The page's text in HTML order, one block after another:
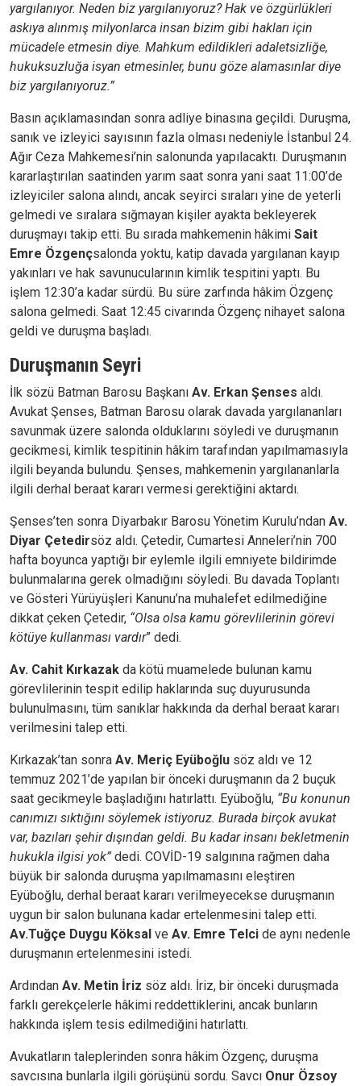
yargılanıyor. Neden biz yargılanıyoruz? Hak ve özgürlükleri
askıya alınmış milyonlarca insan bizim gibi hakları için
mücadele etmesin diye. Mahkum edildikleri adaletsizliğe,
hukuksuzluğa isyan etmesinler, bunu göze alamasınlar diye
biz yargılanıyoruz.”
Basın açıklamasından sonra adliye binasına geçildi. Duruşma,
sanık ve izleyici sayısının fazla olması nedeniyle İstanbul 24.
Ağır Ceza Mahkemesi’nin salonunda yapılacaktı. Duruşmanın
kararlaştırılan saatinden yarım saat sonra yani saat 11:00’de
izleyiciler salona alındı, ancak seyirci sıraları yine de yeterli
gelmedi ve sıralara sığmayan kişiler ayakta bekleyerek
duruşmayı takip etti. Bu sırada mahkemenin hâkimi Sait
Emre Özgençsalonda yoktu, katip davada yargılanan kayıp
yakınları ve hak savunucularının kimlik tespitini yaptı. Bu
işlem 12:30’a kadar sürdü. Bu süre zarfında hâkim Özgenç
salona gelmedi. Saat 12:45 civarında Özgenç nihayet salona
geldi ve duruşma başladı.
Duruşmanın Seyri
İlk sözü Batman Barosu Başkanı Av. Erkan Şenses aldı.
Avukat Şenses, Batman Barosu olarak davada yargılananları
savunmak üzere salonda olduklarını söyledi ve duruşmanın
gecikmesi, kimlik tespitinin hâkim tarafından yapılmamasıyla
ilgili beyanda bulundu. Şenses, mahkemenin yargılananlarla
ilgili derhal beraat kararı vermesi gerektiğini aktardı.
Şenses’ten sonra Diyarbakır Barosu Yönetim Kurulu’ndan Av.
Diyar Çetedirsöz aldı. Çetedir, Cumartesi Anneleri’nin 700
hafta boyunca yaptığı bir eylemle ilgili emniyete bildirimde
bulunmalarına gerek olmadığını söyledi. Bu davada Toplantı
ve Gösteri Yürüyüşleri Kanunu’na muhalefet edilmediğine
dikkat çeken Çetedir, “Olsa olsa kamu görevlilerinin görevi
kötüye kullanması vardır” dedi.
Av. Cahit Kırkazak da kötü muamelede bulunan kamu
görevlilerinin tespit edilip haklarında suç duyurusunda
bulunulmasını, tüm sanıklar hakkında da derhal beraat kararı
verilmesini talep etti.
Kırkazak’tan sonra Av. Meriç Eyüboğlu söz aldı ve 12
temmuz 2021’de yapılan bir önceki duruşmanın da 2 buçuk
saat gecikmeyle başladığını hatırlattı. Eyüboğlu, “Bu konunun
canımızı sıktığını söylemek istiyoruz. Burada birçok avukat
var, bazıları şehir dışından geldi. Bu kadar insanı bekletmenin
hukukla ilgisi yok” dedi. COVİD-19 salgınına rağmen daha
büyük bir salonda duruşma yapılmamasını eleştiren
Eyüboğlu, derhal beraat kararı verilmeyecekse duruşmanın
uygun bir salon bulunana kadar ertelenmesini talep etti.
Av.Tuğçe Duygu Köksal ve Av. Emre Telci de aynı nedenle
duruşmanın ertelenmesini istedi.
Ardından Av. Metin İriz söz aldı. İriz, bir önceki duruşmada
farklı gerekçelerle hâkimi reddettiklerini, ancak bunların
hakkında işlem tesis edilmediğini hatırlattı.
Avukatların taleplerinden sonra hâkim Özgenç, duruşma
savcısına bunlarla ilgili görüşünü sordu. Savcı Onur Özsoy